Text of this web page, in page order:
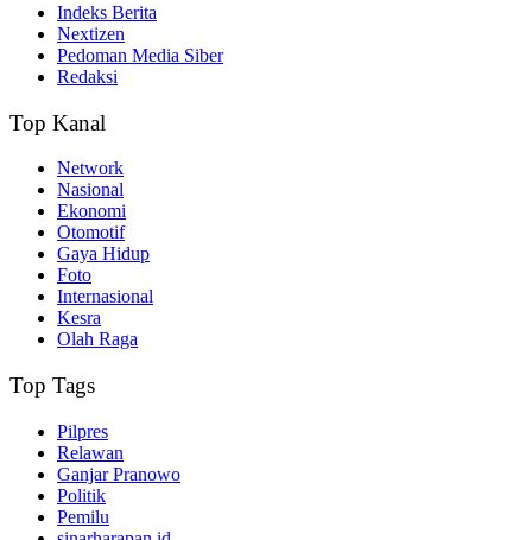
Indeks Berita
Nextizen
Pedoman Media Siber
Redaksi
Top Kanal
Network
Nasional
Ekonomi
Otomotif
Gaya Hidup
Foto
Internasional
Kesra
Olah Raga
Top Tags
Pilpres
Relawan
Ganjar Pranowo
Politik
Pemilu